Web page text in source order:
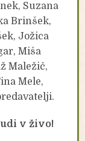
Suzana
Brinšek,
Jožica
Miša
Maležič,
Mele,
v živo!